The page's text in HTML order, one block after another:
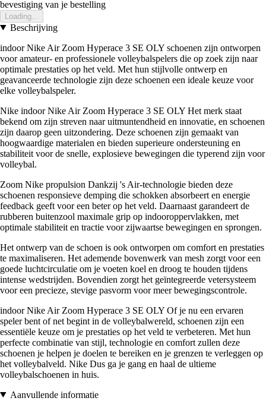
bevestiging van je bestelling
Loading...
Beschrijving
indoor Nike Air Zoom Hyperace 3 SE OLY schoenen zijn ontworpen
voor amateur- en professionele volleybalspelers die op zoek zijn naar
optimale prestaties op het veld. Met hun stijlvolle ontwerp en
geavanceerde technologie zijn deze schoenen een ideale keuze voor
elke volleybalspeler.
Nike indoor Nike Air Zoom Hyperace 3 SE OLY Het merk staat
bekend om zijn streven naar uitmuntendheid en innovatie, en schoenen
zijn daarop geen uitzondering. Deze schoenen zijn gemaakt van
hoogwaardige materialen en bieden superieure ondersteuning en
stabiliteit voor de snelle, explosieve bewegingen die typerend zijn voor
volleybal.
Zoom Nike propulsion Dankzij 's Air-technologie bieden deze
schoenen responsieve demping die schokken absorbeert en energie
feedback geeft voor een beter op het veld. Daarnaast garandeert de
rubberen buitenzool maximale grip op indooroppervlakken, met
optimale stabiliteit en tractie voor zijwaartse bewegingen en sprongen.
Het ontwerp van de schoen is ook ontworpen om comfort en prestaties
te maximaliseren. Het ademende bovenwerk van mesh zorgt voor een
goede luchtcirculatie om je voeten koel en droog te houden tijdens
intense wedstrijden. Bovendien zorgt het geïntegreerde vetersysteem
voor een precieze, stevige pasvorm voor meer bewegingscontrole.
indoor Nike Air Zoom Hyperace 3 SE OLY Of je nu een ervaren
speler bent of net begint in de volleybalwereld, schoenen zijn een
essentiële keuze om je prestaties op het veld te verbeteren. Met hun
perfecte combinatie van stijl, technologie en comfort zullen deze
schoenen je helpen je doelen te bereiken en je grenzen te verleggen op
het volleybalveld. Nike Dus ga je gang en haal de ultieme
volleybalschoenen in huis.
Aanvullende informatie